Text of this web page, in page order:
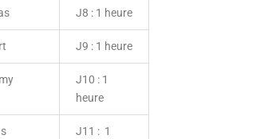
J8 : 1 heure
J9 : 1 heure
J10 : 1
heure
J11 : 1